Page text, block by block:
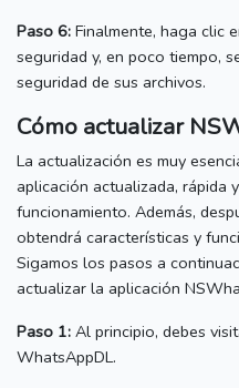
Paso 6: Finalmente, haga clic
seguridad y, en poco tiempo,
seguridad de sus archivos.
Cómo actualizar
La actualización es muy
aplicación actualizada, rápida
funcionamiento. Además,
obtendrá características y
Sigamos los pasos a
actualizar la aplicación
Paso 1: Al principio, debes
WhatsAppDL.